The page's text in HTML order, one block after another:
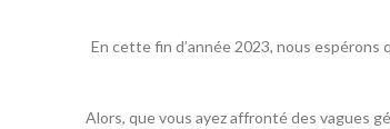
En cette fin d’année 2023, nous
Alors, que vous ayez affronté des vagues